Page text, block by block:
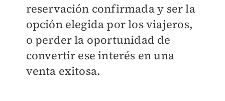
reservación confirmada y ser la
opción elegida por los viajeros,
o perder la oportunidad de
convertir ese interés en una
venta exitosa.